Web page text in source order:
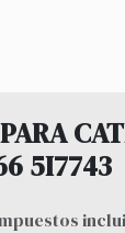
5I7743